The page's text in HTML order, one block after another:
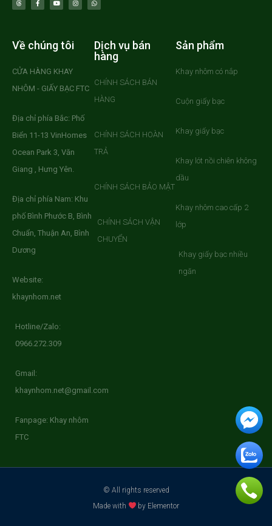
Về chúng tôi
CỬA HÀNG KHAY
NHÔM - GIẤY BẠC FTC
Địa chỉ phía Bắc: Phố
Biển 11-13 VinHomes
Ocean Park 3, Văn
Giang , Hưng Yên.
Địa chỉ phía Nam: Khu
phố Bình Phước B, Bình
Chuẩn, Thuận An, Bình
Dương
Website:
khaynhom.net
Hotline/Zalo:
0966.272.309
Gmail:
khaynhom.net@gmail.com
Fanpage: Khay nhôm
FTC
Dịch vụ bán
hàng
CHÍNH SÁCH BÁN
HÀNG
CHÍNH SÁCH HOÀN
TRẢ
CHÍNH SÁCH BẢO MẬT
CHÍNH SÁCH VẬN
CHUYỂN
Sản phẩm
Khay nhôm có nắp
Cuộn giấy bạc
Khay giấy bạc
Khay lót nồi chiên không
dầu
Khay nhôm cao cấp 2
lớp
Khay giấy bạc nhiều
ngăn
© All rights reserved
Made with
by Elementor